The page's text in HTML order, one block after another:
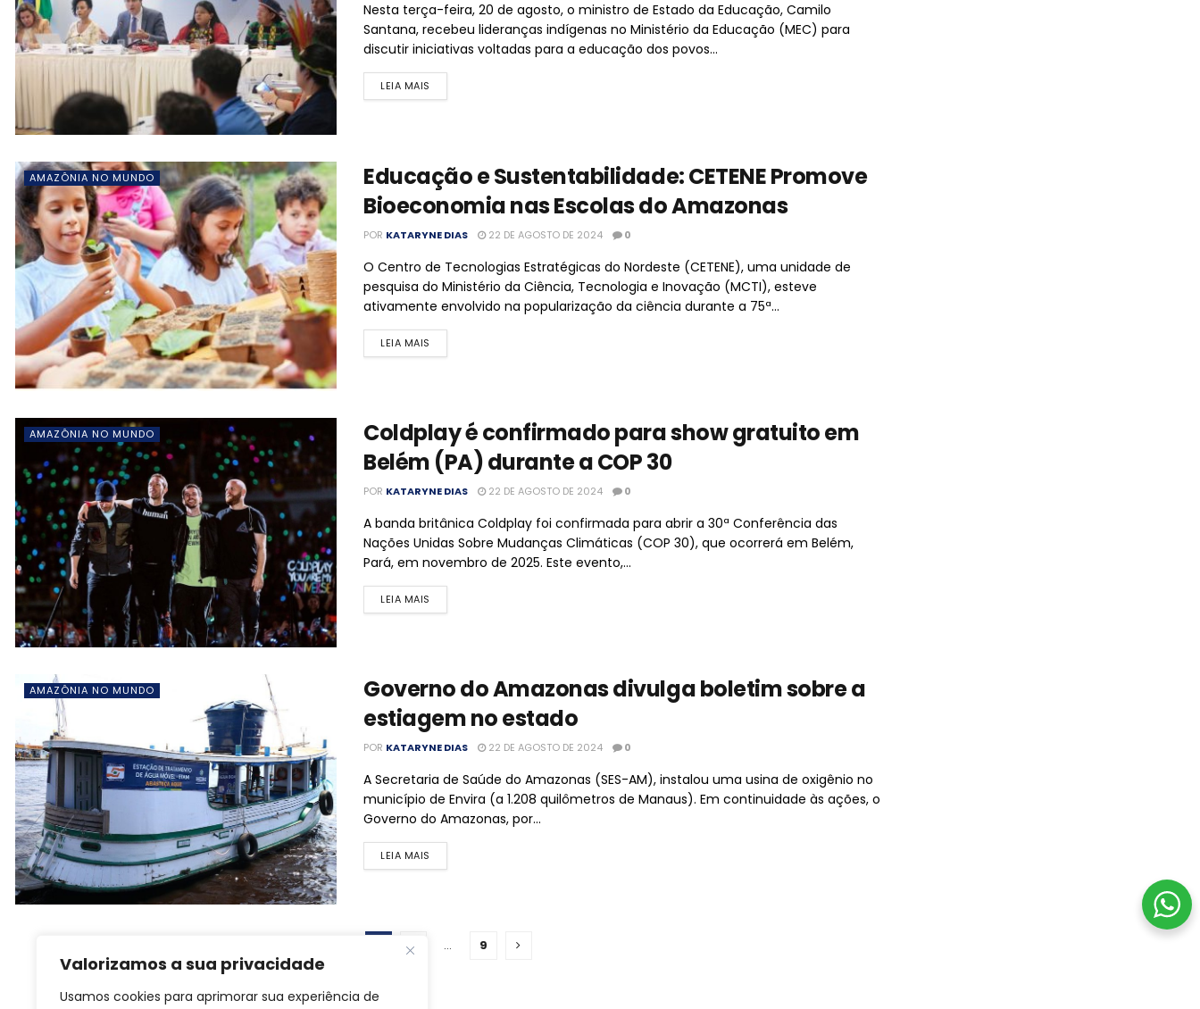
Valorizamos a sua privacidade
Usamos cookies para aprimorar sua experiência de
Nesta terça-feira, 20 de agosto, o ministro de Estado da Educação, Camilo
Santana, recebeu lideranças indígenas no Ministério da Educação (MEC) para
discutir iniciativas voltadas para a educação dos povos...
LEIA MAIS
AMAZÔNIA NO MUNDO
Educação e Sustentabilidade: CETENE Promove
Bioeconomia nas Escolas do Amazonas
POR KATARYNE DIAS 22 DE AGOSTO DE 2024 0
O Centro de Tecnologias Estratégicas do Nordeste (CETENE), uma unidade de
pesquisa do Ministério da Ciência, Tecnologia e Inovação (MCTI), esteve
ativamente envolvido na popularização da ciência durante a 75ª...
LEIA MAIS
AMAZÔNIA NO MUNDO
Coldplay é confirmado para show gratuito em
Belém (PA) durante a COP 30
POR KATARYNE DIAS 22 DE AGOSTO DE 2024 0
A banda britânica Coldplay foi confirmada para abrir a 30ª Conferência das
Nações Unidas Sobre Mudanças Climáticas (COP 30), que ocorrerá em Belém,
Pará, em novembro de 2025. Este evento,...
LEIA MAIS
AMAZÔNIA NO MUNDO
Governo do Amazonas divulga boletim sobre a
estiagem no estado
POR KATARYNE DIAS 22 DE AGOSTO DE 2024 0
A Secretaria de Saúde do Amazonas (SES-AM), instalou uma usina de oxigênio no
município de Envira (a 1.208 quilômetros de Manaus). Em continuidade às ações, o
Governo do Amazonas, por...
LEIA MAIS
2 … 9